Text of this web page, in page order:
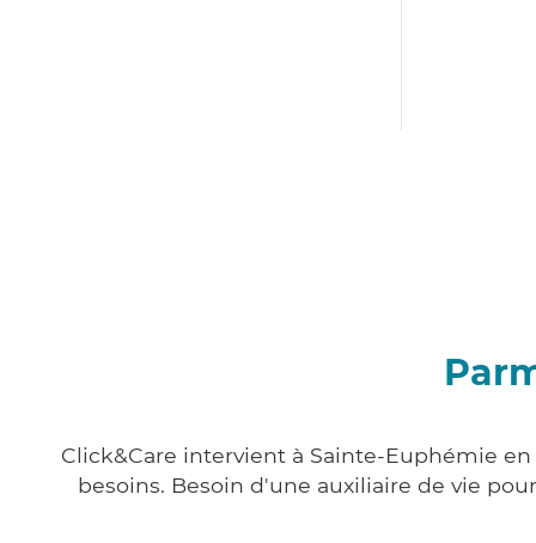
Click&Care intervient à Sainte-Euphémie
besoins. Besoin d'une auxiliaire de vie